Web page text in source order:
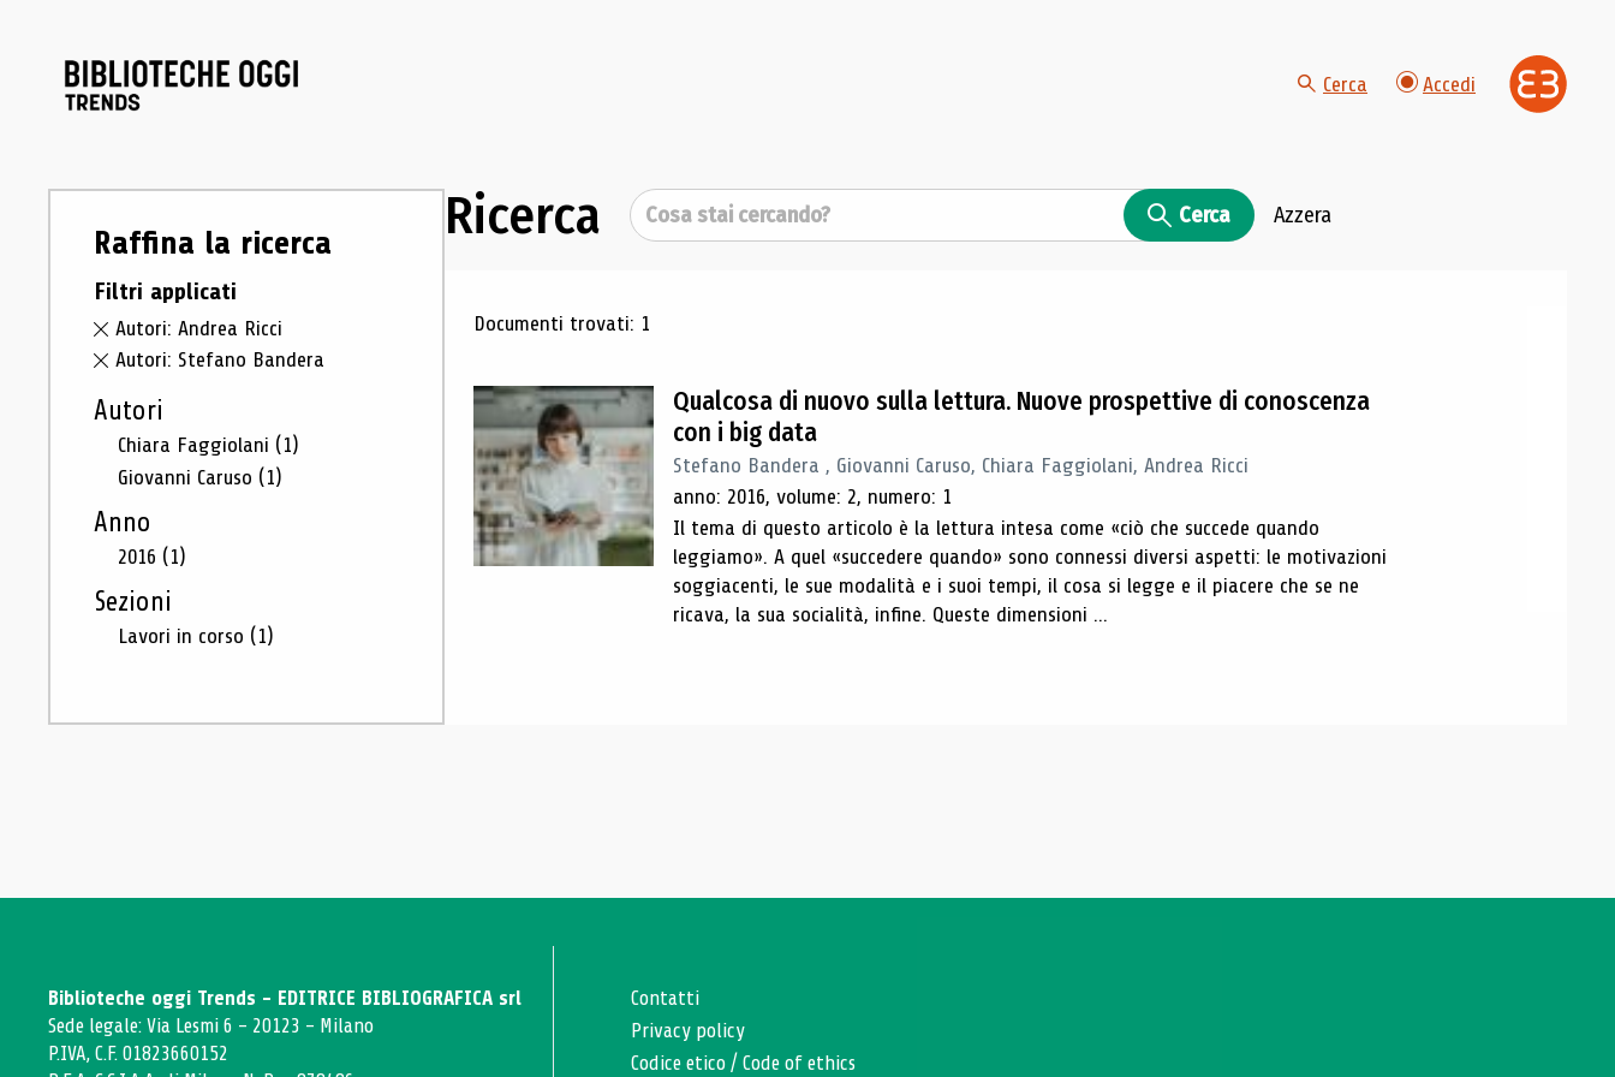
Cerca Accedi
Raffina la ricerca
Filtri applicati
Autori: Andrea Ricci
Autori: Stefano Bandera
Autori
Chiara Faggiolani (1)
Giovanni Caruso (1)
Anno
2016 (1)
Sezioni
Lavori in corso (1)
Ricerca Cerca Cerca Azzera
Risultati di ricerca
Documenti trovati: 1
Qualcosa di nuovo sulla lettura. Nuove prospettive di conoscenza
con i big data
Stefano Bandera , Giovanni Caruso, Chiara Faggiolani, Andrea Ricci
anno: 2016, volume: 2, numero: 1
Il tema di questo articolo è la lettura intesa come «ciò che succede quando
leggiamo». A quel «succedere quando» sono connessi diversi aspetti: le motivazioni
soggiacenti, le sue modalità e i suoi tempi, il cosa si legge e il piacere che se ne
ricava, la sua socialità, infine. Queste dimensioni ...
Biblioteche oggi Trends - EDITRICE BIBLIOGRAFICA srl
Sede legale: Via Lesmi 6 - 20123 - Milano
P.IVA, C.F. 01823660152
Contatti
Privacy policy
Codice etico /Code of ethics